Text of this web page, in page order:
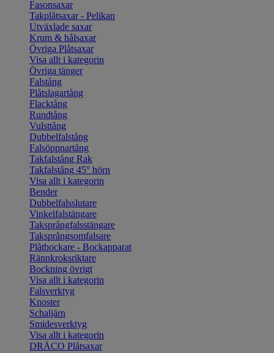
Fasonsaxar
Takplåtsaxar - Pelikan
Utväxlade saxar
Krum & hålsaxar
Övriga Plåtsaxar
Visa allt i kategorin
Övriga tänger
Falstång
Plåtslagartång
Flacktång
Rundtång
Vulsttång
Dubbelfalstång
Falsöppnartång
Takfalstång Rak
Takfalstång 45° hörn
Visa allt i kategorin
Bender
Dubbelfalsslutare
Vinkelfalstängare
Taksprångfalsstängare
Taksprångsomfalsare
Plåtbockare - Bockapparat
Rännkroksriktare
Bockning övrigt
Visa allt i kategorin
Falsverktyg
Knoster
Schaljärn
Smidesverktyg
Visa allt i kategorin
DRÄCO Plåtsaxar